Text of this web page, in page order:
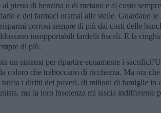
pieno di benzina o di metano e al costo
e dei farmaci oramai alle stelle. Guardano
corrosi sempre di più dai costi delle
insopportabili fardelli fiscali. E la
di più.
un sistema per ripartire equamente i
coloro che traboccano di ricchezza. Ma ora
tutela i diritti dei poveri, di milioni di famiglie in
ma la loro insolenza mi lascia indifferente